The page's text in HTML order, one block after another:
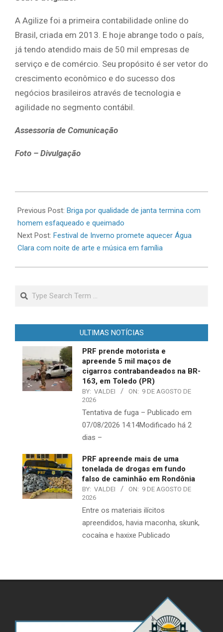
A Agilize foi a primeira contabilidade online do
Brasil, criada em 2013. E hoje abrange todo o país,
já tendo atendido mais de 50 mil empresas de
serviço e de comércio. Seu propósito é ser vetor do
crescimento econômico e do sucesso dos
negócios brasileiros através de tecnologia e
agilidade no segmento contábil.
Assessoria de Comunicação
Foto – Divulgação
07-
06
Previous Post: Briga por qualidade de janta termina com
homem esfaqueado e queimado
Next Post: Festival de Inverno promete aquecer Água
Clara com noite de arte e música em família
Search
ULTIMAS NOTÍCIAS
PRF prende motorista e
apreende 5 mil maços de
cigarros contrabandeados na BR-
163, em Toledo (PR)
BY: VALDEI ON: 9 DE AGOSTO DE
2026
Tentativa de fuga – Publicado em
07/08/2026 14:14Modificado há 2
dias –
PRF apreende mais de uma
tonelada de drogas em fundo
falso de caminhão em Rondônia
BY: VALDEI ON: 9 DE AGOSTO DE
2026
Entre os materiais ilícitos
apreendidos, havia maconha, skunk,
cocaína e haxixe Publicado